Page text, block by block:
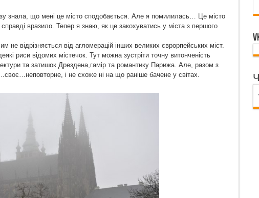
знала, що мені це місто сподобається. Але я помилилась… Це місто
вразило. Тепер я знаю, як це закохуватись у міста з першого
не відрізняється від агломерацій інших великих єврорпейських міст.
риси відомих містечок. Тут можна зустріти точну витонченість
та затишок Дрездена,гамір та романтику Парижа. Але, разом з
і не схоже ні на що раніше бачене у світах.